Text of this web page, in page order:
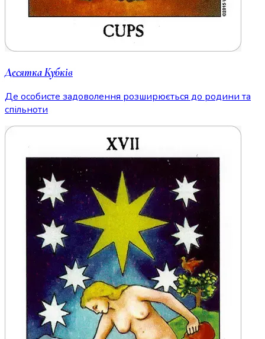
Десятка Кубків
Де особисте задоволення розширюється до родини та
спільноти